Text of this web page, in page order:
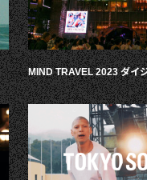
MIND TRAVEL 2023 ダイ